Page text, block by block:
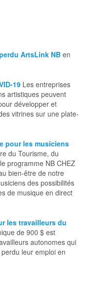
ArtsLink NB en
19 Les entreprises
artistiques peuvent
développer et
vitrines sur une plate-
pour les musiciens
du Tourisme, du
programme NB CHEZ
bien-être de notre
des possibilités
de musique en direct
les travailleurs du
de 900 $ est
autonomes qui
leur emploi en